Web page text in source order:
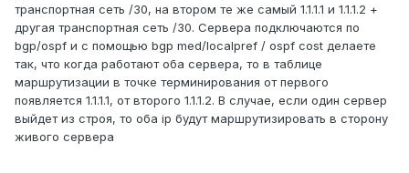
транспортная сеть /30, на втором те же самый 1.1.1.1 и 1.1.1.2 +
другая транспортная сеть /30. Сервера подключаются по
bgp/ospf и с помощью bgp med/localpref / ospf cost делаете
так, что когда работают оба сервера, то в таблице
маршрутизации в точке терминирования от первого
появляется 1.1.1.1, от второго 1.1.1.2. В случае, если один сервер
выйдет из строя, то оба ip будут маршрутизировать в сторону
живого сервера